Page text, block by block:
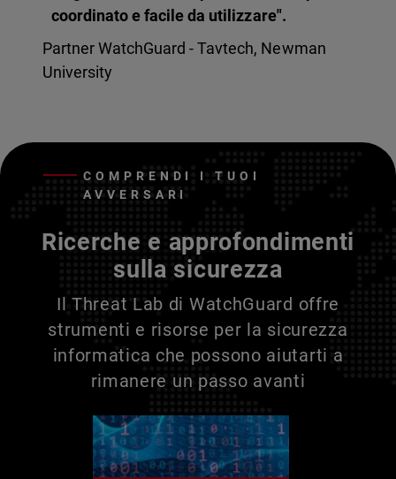
coordinato e facile da utilizzare".
Partner WatchGuard - Tavtech, Newman
University
COMPRENDI I TUOI
AVVERSARI
Ricerche e approfondimenti
sulla sicurezza
Il Threat Lab di WatchGuard offre
strumenti e risorse per la sicurezza
informatica che possono aiutarti a
rimanere un passo avanti